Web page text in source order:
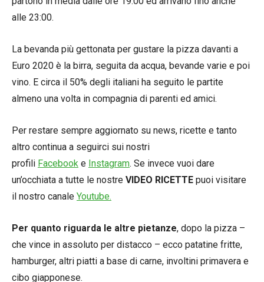
alle 23:00.
La bevanda più gettonata per gustare la pizza davanti a
Euro 2020 è la birra, seguita da acqua, bevande varie e poi
vino. E circa il 50% degli italiani ha seguito le partite
almeno una volta in compagnia di parenti ed amici.
Per restare sempre aggiornato su news, ricette e tanto
altro continua a seguirci sui nostri
profili Facebook e Instagram. Se invece vuoi dare
un’occhiata a tutte le nostre VIDEO RICETTE puoi visitare
il nostro canale Youtube.
Per quanto riguarda le altre pietanze, dopo la pizza –
che vince in assoluto per distacco – ecco patatine fritte,
hamburger, altri piatti a base di carne, involtini primavera e
cibo giapponese.